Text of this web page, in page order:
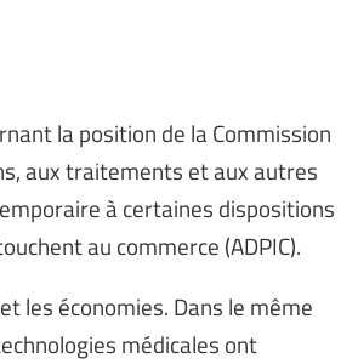
la position de la Commission
aux traitements et aux autres
à certaines dispositions
au commerce (ADPIC).
les économies. Dans le même
médicales ont